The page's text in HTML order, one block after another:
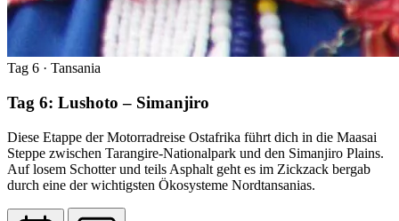
Tag 6 · Tansania
Tag 6: Lushoto – Simanjiro
Diese Etappe der Motorradreise Ostafrika führt dich in die Maasai
Steppe zwischen Tarangire-Nationalpark und den Simanjiro Plains.
Auf losem Schotter und teils Asphalt geht es im Zickzack bergab
durch eine der wichtigsten Ökosysteme Nordtansanias.